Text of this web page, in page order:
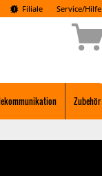
Filiale Service/Hilfe
Zubehör